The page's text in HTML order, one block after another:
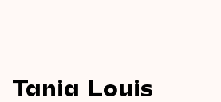
Tania Louis